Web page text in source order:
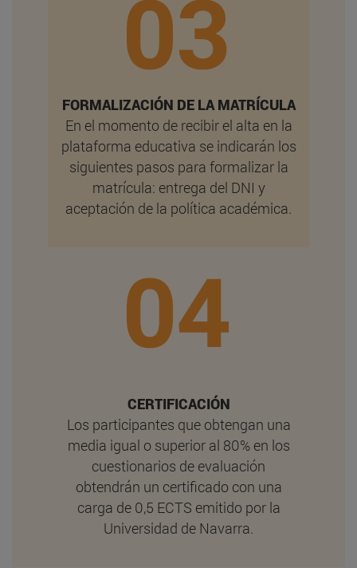
FORMALIZACIÓN DE LA MATRÍCULA
En el momento de recibir el alta en la
plataforma educativa se indicarán los
siguientes pasos para formalizar la
matrícula: entrega del DNI y
aceptación de la política académica.
CERTIFICACIÓN
Los participantes que obtengan una
media igual o superior al 80% en los
cuestionarios de evaluación
obtendrán un certificado con una
carga de 0,5 ECTS emitido por la
Universidad de Navarra.